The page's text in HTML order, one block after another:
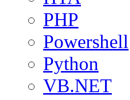
PHP
Powershell
Python
VB.NET